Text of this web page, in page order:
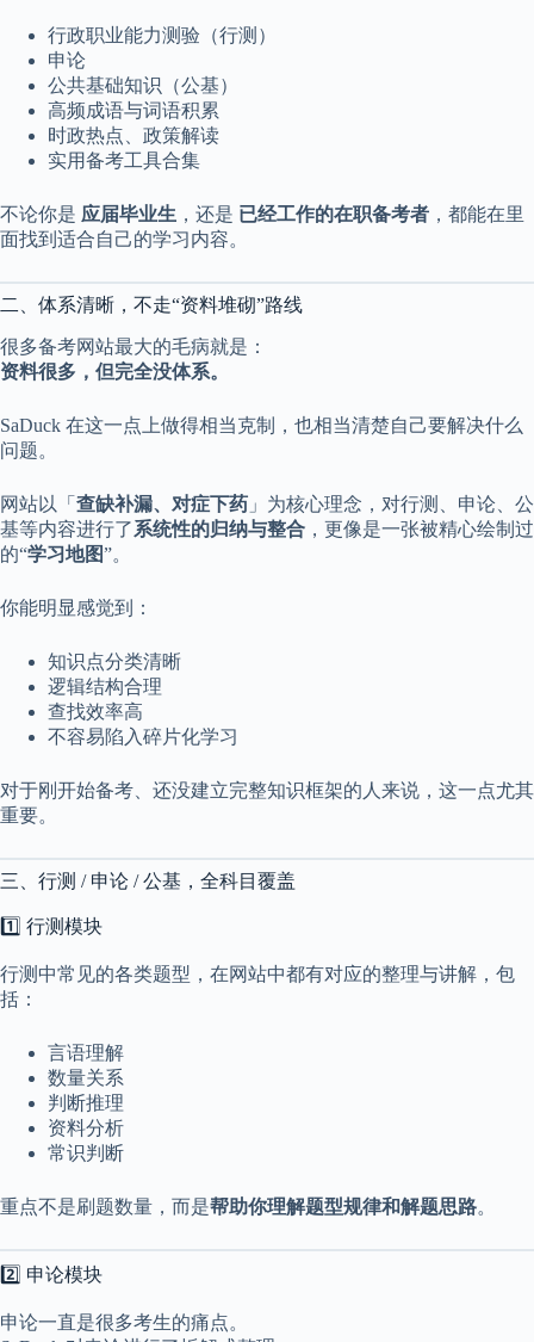
4
r
t
h
C
r
d
i
a
t
.
o
r
c
e
s
t
e
C
e
r
,
A
0
2
4
行政职业能力测验（行测）
申论
公共基础知识（公基）
高频成语与词语积累
时政热点、政策解读
实用备考工具合集
不论你是 应届毕业生 ，还是 已经工作的在职备考者 ，都能在里
面找到适合自己的学习内容。
二、体系清晰，不走“资料堆砌”路线
很多备考网站最大的毛病就是：
资料很多，但完全没体系。
SaDuck 在这一点上做得相当克制，也相当清楚自己要解决什么
问题。
网站以「 查缺补漏、对症下药 」为核心理念，对行测、申论、公
基等内容进行了系统性的归纳与整合 ，更像是一张被精心绘制过
的“学习地图”。
你能明显感觉到：
知识点分类清晰
逻辑结构合理
查找效率高
不容易陷入碎片化学习
对于刚开始备考、还没建立完整知识框架的人来说，这一点尤其
重要。
三、行测 / 申论 / 公基，全科目覆盖
1️⃣ 行测模块
行测中常见的各类题型，在网站中都有对应的整理与讲解，包
括：
言语理解
数量关系
判断推理
资料分析
常识判断
重点不是刷题数量，而是帮助你理解题型规律和解题思路。
2️⃣ 申论模块
申论一直是很多考生的痛点。